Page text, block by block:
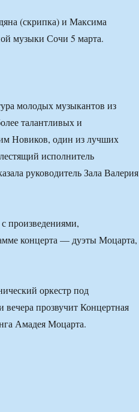
(скрипка) и Максима
музыки Сочи 5 марта.
молодых музыкантов из
талантливых и
Новиков, один из лучших
исполнитель
руководитель Зала Валерия
произведениями,
концерта — дуэты Моцарта,
оркестр под
прозвучит Концертная
Амадея Моцарта.